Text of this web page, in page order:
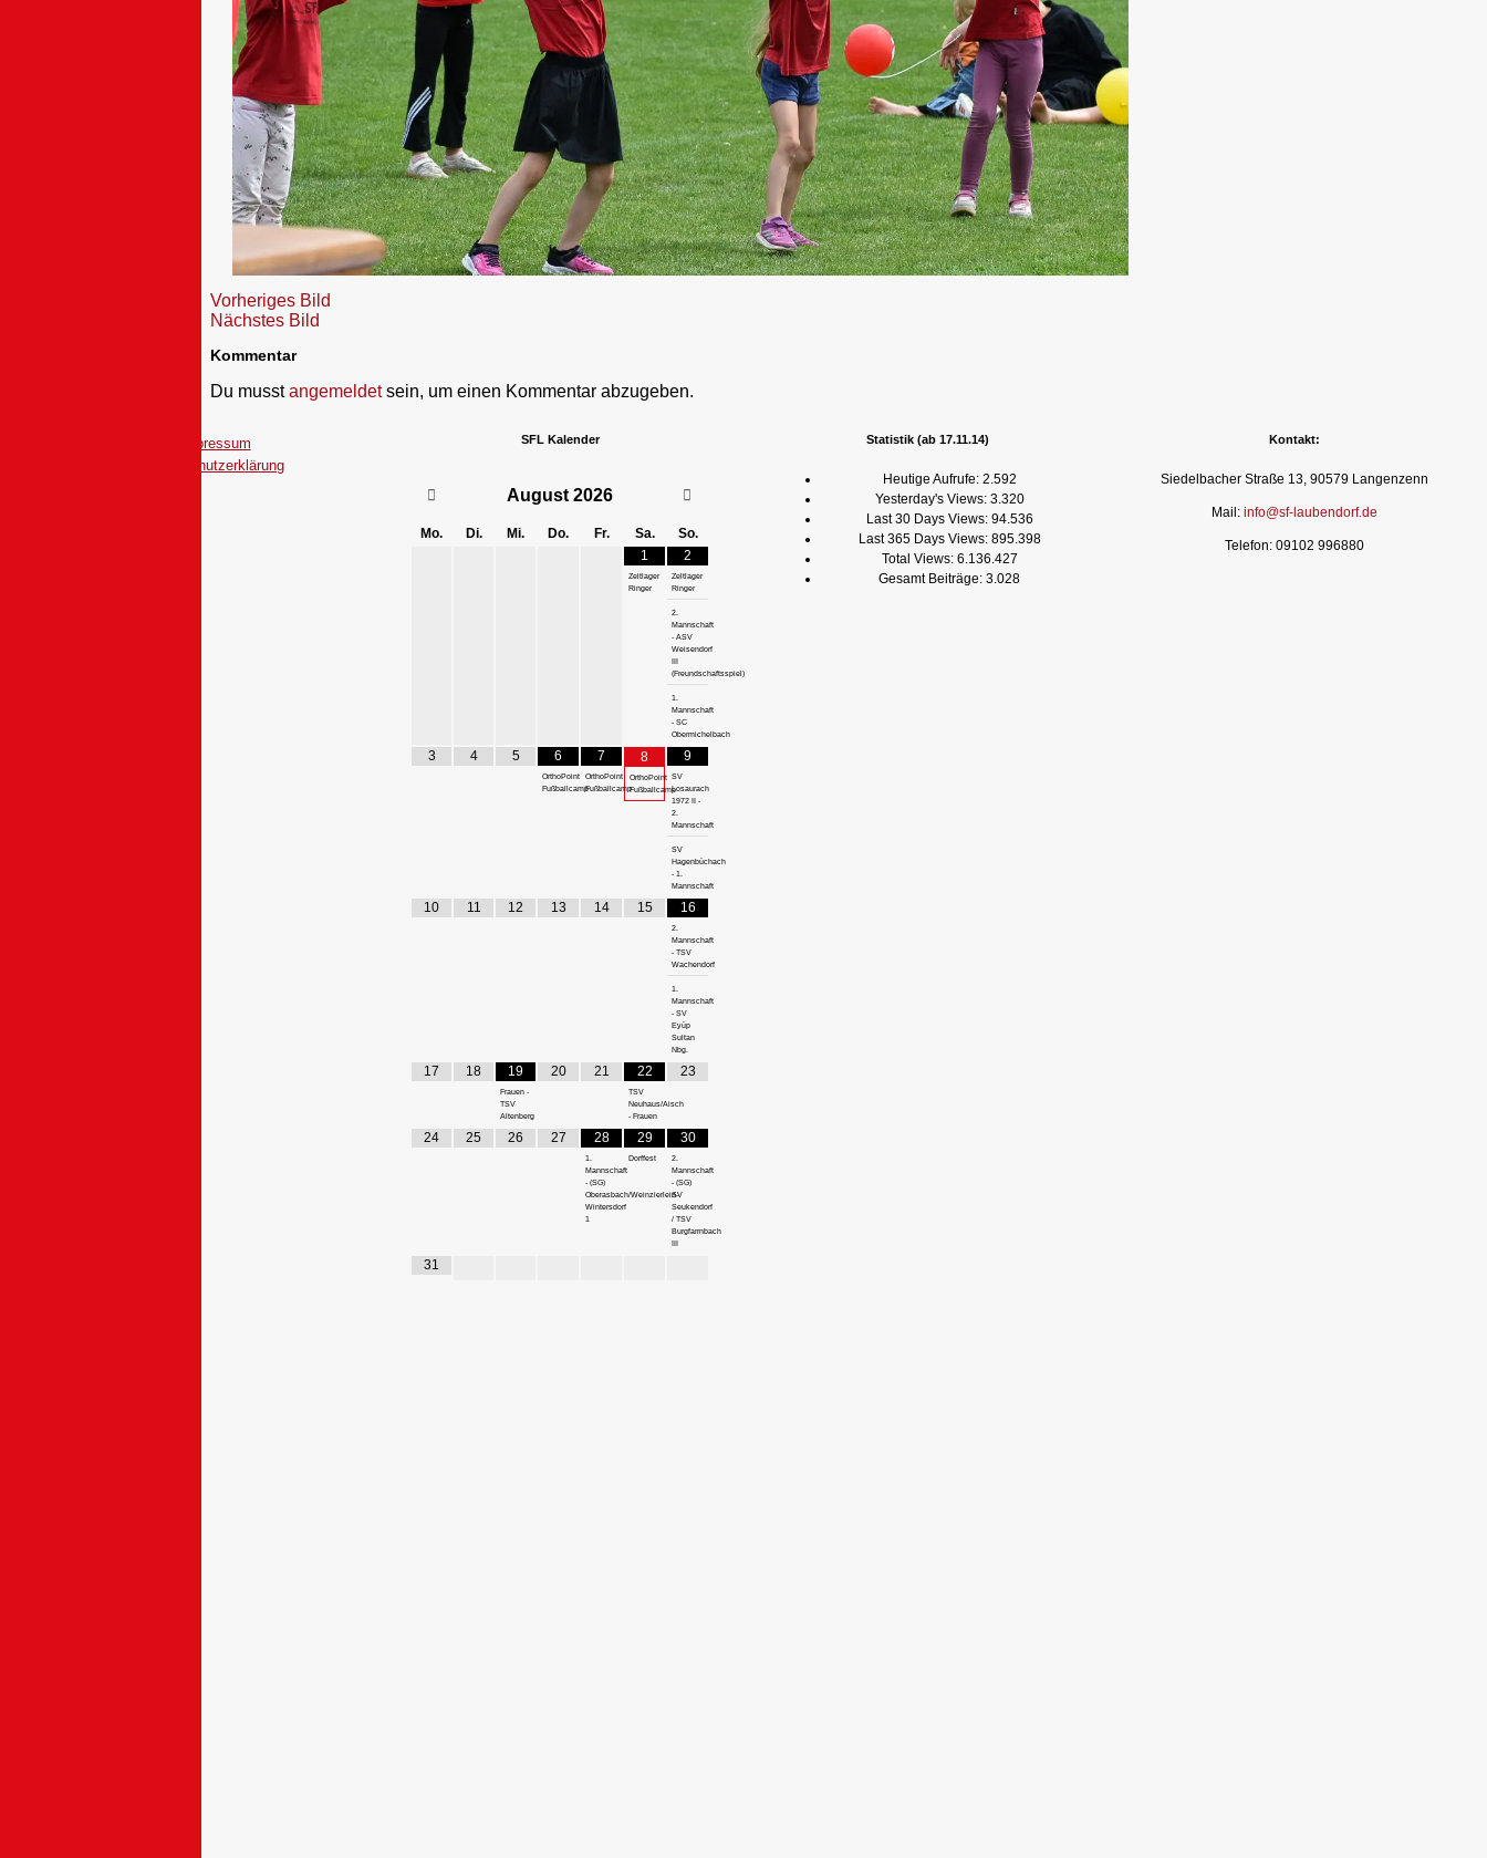
Vorheriges Bild
Nächstes Bild
Kommentar
Du musstangemeldetsein, um einen Kommentar abzugeben.
Impressum
Datenschutzerklärung
SFL Kalender
August 2026
Mo. Di. Mi. Do. Fr. Sa.
So.
1
Zeltlager
Ringer
2
Zeltlager
Ringer
2.
Mannschaft
- ASV
Weisendorf
(Freundschaftsspiel)
1.
Mannschaft
- SC
Obermichelbach
3 4 5 6
OrthoPoint
Fußballcamp
7
OrthoPoint
Fußballcamp
8
OrthoPoint
Fußballcamp
9
SV
Losaurach
1972 II -
2.
Mannschaft
SV
Hagenbüchach
- 1.
Mannschaft
10 11 12 13 14 15 16
2.
Mannschaft
- TSV
Wachendorf
1.
Mannschaft
- SV
Eyüp
Sultan
Nbg.
17 18 19
Frauen -
TSV
Altenberg
20 21 22
TSV
Neuhaus/Aisch
- Frauen
23
24 25 26 27 28
1.
Mannschaft
- (SG)
Oberasbach/Weinzierlein-
Wintersdorf
1
29
Dorffest
30
2.
Mannschaft
- (SG)
SV
Seukendorf
/ TSV
Burgfarrnbach
31
Statistik (ab 17.11.14)
Heutige Aufrufe: 2.592
Yesterday's Views: 3.320
Last 30 Days Views: 94.536
Last 365 Days Views: 895.398
Total Views: 6.136.427
Gesamt Beiträge: 3.028
Kontakt:
Siedelbacher Straße 13, 90579 Langenzenn
Mail: info@sf-laubendorf.de
Telefon: 09102 996880